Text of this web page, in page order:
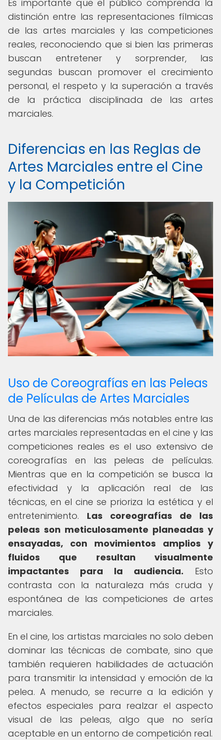
Es importante que el público comprenda la
distinción entre las representaciones fílmicas
de las artes marciales y las competiciones
reales, reconociendo que si bien las primeras
buscan entretener y sorprender, las
segundas buscan promover el crecimiento
personal, el respeto y la superación a través
de la práctica disciplinada de las artes
marciales.
Diferencias en las Reglas de
Artes Marciales entre el Cine
y la Competición
Uso de Coreografías en las Peleas
de Películas de Artes Marciales
Una de las diferencias más notables entre las
artes marciales representadas en el cine y las
competiciones reales es el uso extensivo de
coreografías en las peleas de películas.
Mientras que en la competición se busca la
efectividad y la aplicación real de las
técnicas, en el cine se prioriza la estética y el
entretenimiento. Las coreografías de las
peleas son meticulosamente planeadas y
ensayadas, con movimientos amplios y
fluidos que resultan visualmente
impactantes para la audiencia. Esto
contrasta con la naturaleza más cruda y
espontánea de las competiciones de artes
marciales.
En el cine, los artistas marciales no solo deben
dominar las técnicas de combate, sino que
también requieren habilidades de actuación
para transmitir la intensidad y emoción de la
pelea. A menudo, se recurre a la edición y
efectos especiales para realzar el aspecto
visual de las peleas, algo que no sería
aceptable en un entorno de competición real.